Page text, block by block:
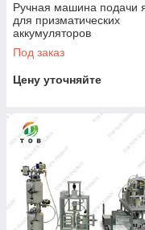
Ручная машина подачи
для призматических
аккумуляторов
Под заказ
Цену уточняйте